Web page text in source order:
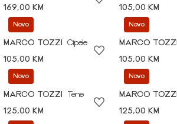
169,00 KM
105,00 KM
Novo
MARCO TOZZI
Cipele
105,00 KM
Novo
MARCO TOZZI
105,00 KM
Novo
MARCO TOZZI
Tene
125,00 KM
Novo
MARCO TOZZI
125,00 KM